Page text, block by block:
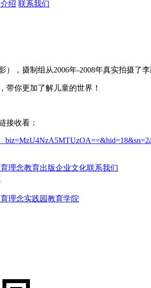
绍 联系我们
），摄制组从2006年-2008年真实拍摄了
带你更加了解儿童的世界！
接收看：
理念教育出版企业文化联系我们
理念实践园教育学院